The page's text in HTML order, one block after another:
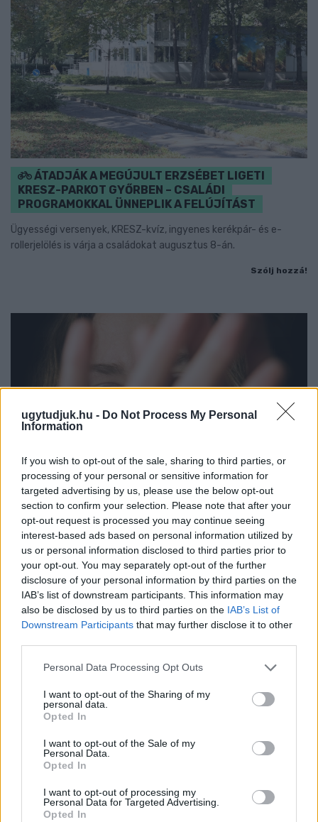
ugytudjuk.hu - Do Not Process My Personal
Information
If you wish to opt-out of the sale, sharing to third parties, or
processing of your personal or sensitive information for
targeted advertising by us, please use the below opt-out
section to confirm your selection. Please note that after your
opt-out request is processed you may continue seeing
interest-based ads based on personal information utilized by
us or personal information disclosed to third parties prior to
your opt-out. You may separately opt-out of the further
disclosure of your personal information by third parties on the
IAB’s list of downstream participants. This information may
also be disclosed by us to third parties on the IAB’s List of
Downstream Participants that may further disclose it to other
Please note that this website/app uses one or more Google
not limited to your visit or usage behaviour. You may click to
grant or deny consent to Google and its third-party tags to
use your data for below specified purposes in below Google
consent section.
Personal Data Processing Opt Outs
I want to opt-out of the Sharing of my
personal data.
Opted In
I want to opt-out of the Sale of my
Personal Data.
Opted In
I want to opt-out of processing my
Personal Data for Targeted Advertising.
Opted In
ÁTADJÁK A MEGÚJULT ERZSÉBET LIGETI
KRESZ-PARKOT GYŐRBEN – CSALÁDI
PROGRAMOKKAL ÜNNEPLIK A FELÚJÍTÁST
Ügyességi versenyek, KRESZ-kvíz, ingyenes kerékpár- és e-
rollerjelölés is várja a családokat augusztus 8-án.
Szólj hozzá!
NŐVERŐ SZOMBATHELYI FÉRFI ELLEN EMELT
VÁDAT AZ ÜGYÉSZSÉG
A férfi a nyílt utcán kezdte verni áldozatát.
Szólj hozzá!